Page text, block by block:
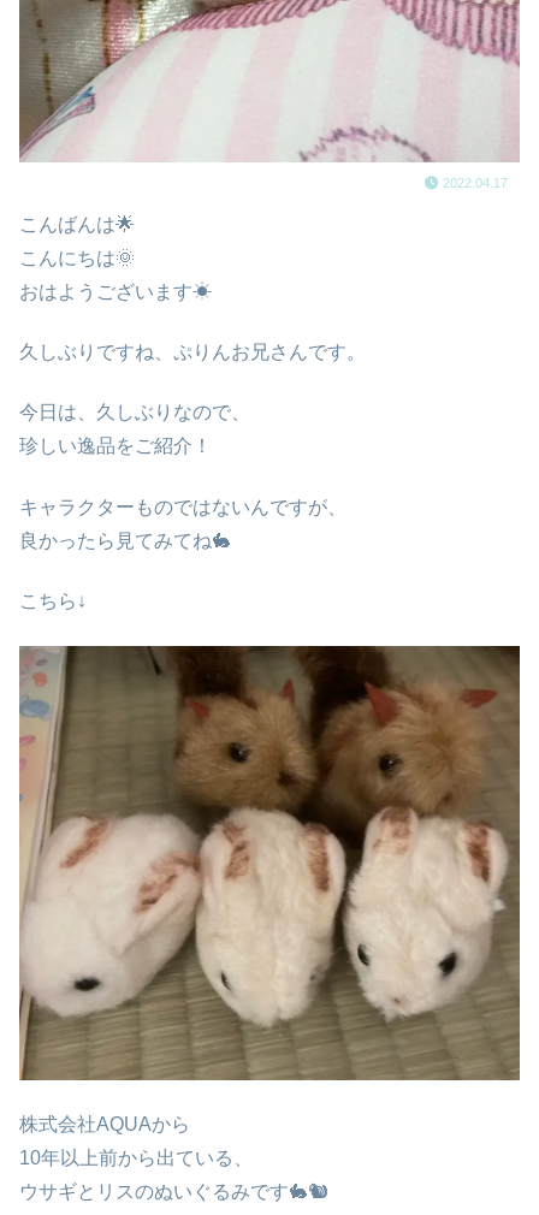
2022.04.17
こんばんは🌟
こんにちは🌞
おはようございます☀
久しぶりですね、ぷりんお兄さんです。
今日は、久しぶりなので、
珍しい逸品をご紹介！
キャラクターものではないんですが、
良かったら見てみてね🐇
こちら↓
株式会社AQUAから
10年以上前から出ている、
ウサギとリスのぬいぐるみです🐇🐿